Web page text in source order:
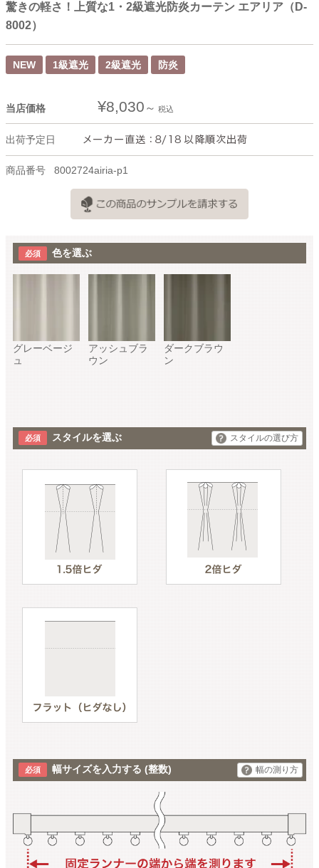
驚きの軽さ！上質な1・2級遮光防炎カーテン エアリア（D-
8002）
NEW 1級遮光 2級遮光 防炎
当店価格 ¥8,030 税込
出荷予定日
商品番号 8002724airia-p1
色を選ぶ
グレーベージ
ュ
アッシュブラ
ウン
ダークブラウ
ン
スタイルを選ぶ スタイルの選び方
幅サイズを入力する (整数) 幅の測り方